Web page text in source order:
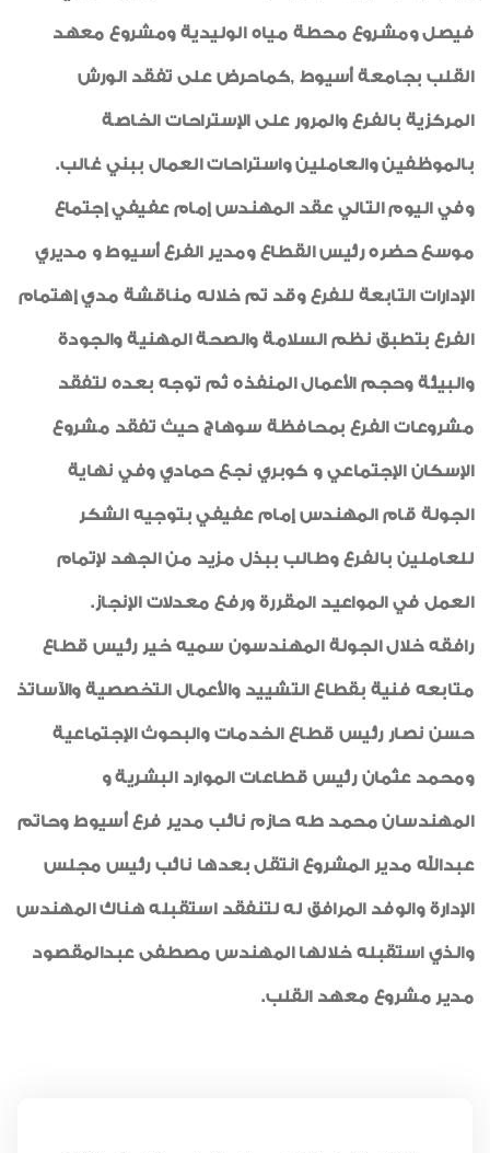
فيصل ومشروع محطة مياه الوليدية ومشروع معهد
القلب بجامعة أسيوط ,كماحرض على تفقد الورش
المركزية بالفرع والمرور على الإستراحات الخاصة
بالموظفين والعاملين واستراحات العمال ببني غالب.
وفي اليوم التالي عقد المهندس إمام عفيفي إجتماع
موسع حضره رئيس القطاع ومدير الفرع أسيوط و مديري
الإدارات التابعة للفرع وقد تم خلاله مناقشة مدي إهتمام
الفرع بتطبق نظم السلامة والصحة المهنية والجودة
والبيئة وحجم الأعمال المنفذه ثم توجه بعده لتفقد
مشروعات الفرع بمحافظة سوهاج حيث تفقد مشروع
الإسكان الإجتماعي و كوبري نجع حمادي وفي نهاية
الجولة قام المهندس إمام عفيفي بتوجيه الشكر
للعاملين بالفرع وطالب ببذل مزيد من الجهد لإتمام
العمل في المواعيد المقررة ورفع معدلات الإنجاز.
رافقه خلال الجولة المهندسون سميه خير رئيس قطاع
متابعه فنية بقطاع التشييد والأعمال التخصصية والآساتذ
حسن نصار رئيس قطاع الخدمات والبحوث الإجتماعية
ومحمد عثمان رئيس قطاعات الموارد البشرية و
المهندسان محمد طه حازم نائب مدير فرع أسيوط وحاتم
عبدالله مدير المشروع انتقل بعدها نائب رئيس مجلس
الإدارة والوفد المرافق له لتنفقد استقبله هناك المهندس
والذي استقبله خلالها المهندس مصطفى عبدالمقصود
مدير مشروع معهد القلب.